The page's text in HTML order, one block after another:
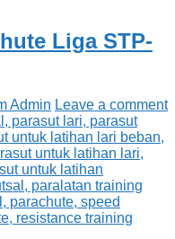
Liga STP-
Admin Leave a comment